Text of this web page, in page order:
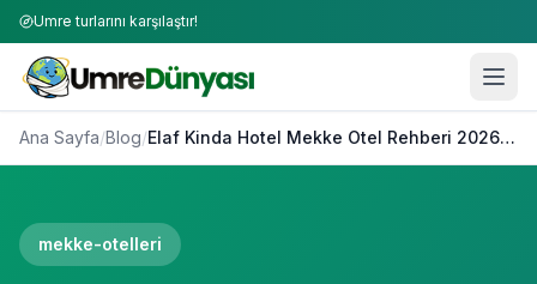
Umre turlarını karşılaştır!
Ana Sayfa/Blog/ Elaf Kinda Hotel Mekke Otel Rehberi 2026: Fiyat-Performans Odaklı Konaklama
mekke-otelleri